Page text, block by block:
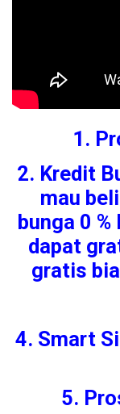
1.
2. Kredit
mau
bunga 0 %
dapat
gratis
4. Smart
5.